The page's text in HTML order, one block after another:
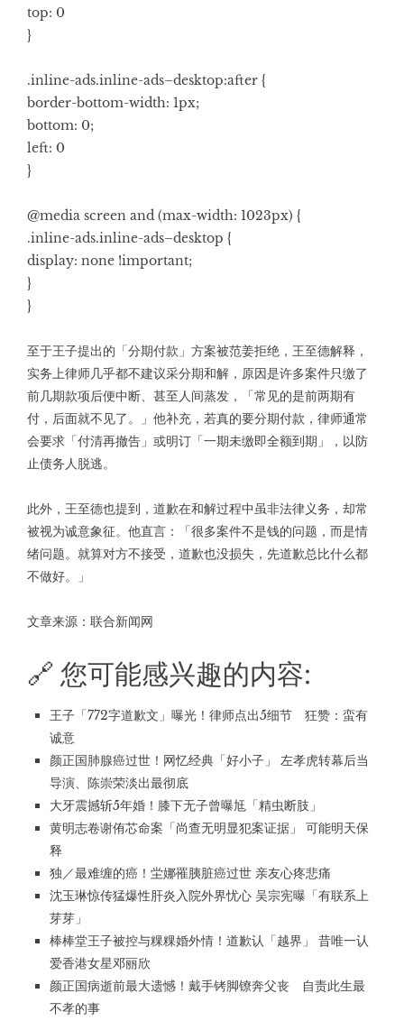
top: 0
}
.inline-ads.inline-ads–desktop:after {
border-bottom-width: 1px;
bottom: 0;
left: 0
}
@media screen and (max-width: 1023px) {
.inline-ads.inline-ads–desktop {
display: none !important;
}
}
至于王子提出的「分期付款」方案被范姜拒绝，王至德解释，
实务上律师几乎都不建议采分期和解，原因是许多案件只缴了
前几期款项后便中断、甚至人间蒸发，「常见的是前两期有
付，后面就不见了。」他补充，若真的要分期付款，律师通常
会要求「付清再撤告」或明订「一期未缴即全额到期」，以防
止债务人脱逃。
此外，王至德也提到，道歉在和解过程中虽非法律义务，却常
被视为诚意象征。他直言：「很多案件不是钱的问题，而是情
绪问题。就算对方不接受，道歉也没损失，先道歉总比什么都
不做好。」
文章来源： 联合新闻网
🔗 您可能感兴趣的内容:
王子「772字道歉文」曝光！律师点出5细节 狂赞：蛮有
诚意
颜正国肺腺癌过世！网忆经典「好小子」 左孝虎转幕后当
导演、陈崇荣淡出最彻底
大牙震撼斩5年婚！膝下无子曾曝尪「精虫断肢」
黄明志卷谢侑芯命案「尚查无明显犯案证据」 可能明天保
释
独／最难缠的癌！坣娜罹胰脏癌过世 亲友心疼悲痛
沈玉琳惊传猛爆性肝炎入院外界忧心 吴宗宪曝「有联系上
芽芽」
棒棒堂王子被控与粿粿婚外情！道歉认「越界」 昔唯一认
爱香港女星邓丽欣
颜正国病逝前最大遗憾！戴手铐脚镣奔父丧 自责此生最
不孝的事